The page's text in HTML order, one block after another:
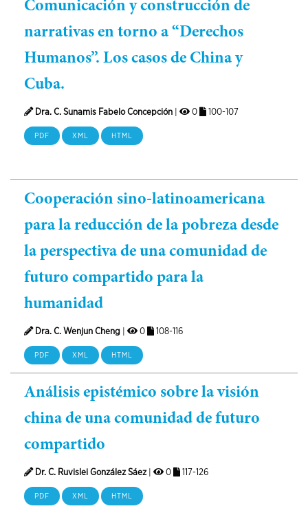
Comunicación y construcción de
narrativas en torno a “Derechos
Humanos”. Los casos de China y
Cuba.
Dra. C. Sunamis Fabelo Concepción 0 100-107
PDF XML HTML
Cooperación sino-latinoamericana
para la reducción de la pobreza desde
la perspectiva de una comunidad de
futuro compartido para la
humanidad
Dra. C. Wenjun Cheng 0 108-116
PDF XML HTML
Análisis epistémico sobre la visión
china de una comunidad de futuro
compartido
Dr. C. Ruvislei González Sáez| 0 117-126
PDF XML HTML